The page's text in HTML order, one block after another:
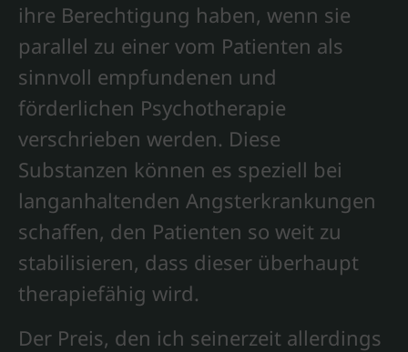
ihre Berechtigung haben, wenn sie
parallel zu einer vom Patienten als
sinnvoll empfundenen und
förderlichen Psychotherapie
verschrieben werden. Diese
Substanzen können es speziell bei
langanhaltenden Angsterkrankungen
schaffen, den Patienten so weit zu
stabilisieren, dass dieser überhaupt
therapiefähig wird.
Der Preis, den ich seinerzeit allerdings